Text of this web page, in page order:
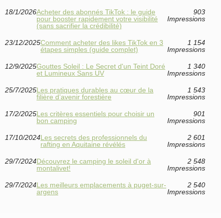
18/1/2026Acheter des abonnés TikTok : le guide
pour booster rapidement votre visibilité
(sans sacrifier la crédibilité)
903
Impressions
23/12/2025Comment acheter des likes TikTok en 3
étapes simples (guide complet)
1 154
Impressions
12/9/2025Gouttes Soleil : Le Secret d'un Teint Doré
et Lumineux Sans UV
1 340
Impressions
25/7/2025Les pratiques durables au cœur de la
filière d’avenir forestière
1 543
Impressions
17/2/2025Les critères essentiels pour choisir un
bon camping
901
Impressions
17/10/2024Les secrets des professionnels du
rafting en Aquitaine révélés
2 601
Impressions
29/7/2024Découvrez le camping le soleil d'or à
montalivet!
2 548
Impressions
29/7/2024Les meilleurs emplacements à puget-sur-
argens
2 540
Impressions